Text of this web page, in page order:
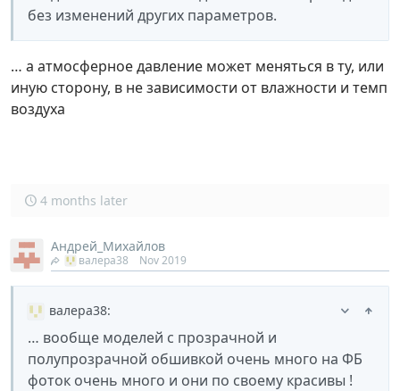
без изменений других параметров.
… а атмосферное давление может меняться в ту, или
иную сторону, в не зависимости от влажности и темп
воздуха
4 months later
Андрей_Михайлов
валера38 Nov 2019
валера38:
… вообще моделей с прозрачной и
полупрозрачной обшивкой очень много на ФБ
фоток очень много и они по своему красивы !